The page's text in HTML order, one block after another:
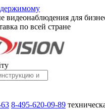
видеонаблюдения для
по всей стране
8-495-620-09-89